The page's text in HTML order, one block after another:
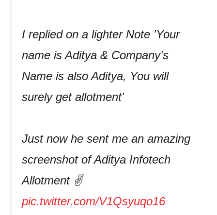
I replied on a lighter Note 'Your
name is Aditya & Company's
Name is also Aditya, You will
surely get allotment'
Just now he sent me an amazing
screenshot of Aditya Infotech
Allotment ✌️
pic.twitter.com/V1Qsyuqo16